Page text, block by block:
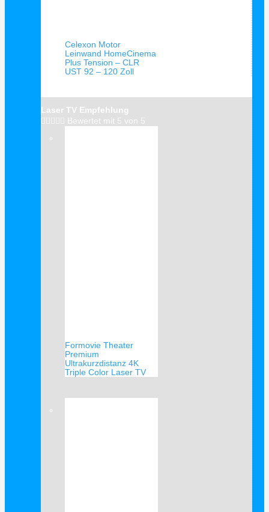
Celexon Motor
Leinwand HomeCinema
Plus Tension – CLR
UST 92 – 120 Zoll
Laser TV Empfehlung
     Bewertet mit 5 von 5
Formovie Theater
Premium
Ultrakurzdistanz 4K
Triple Color Laser TV